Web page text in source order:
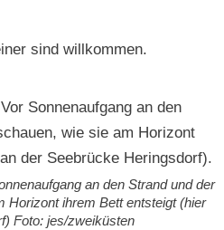
sind willkommen.
an den Strand und der
Hor­i­zont ihrem Bett entsteigt (hier
Foto: jes/zweiküsten